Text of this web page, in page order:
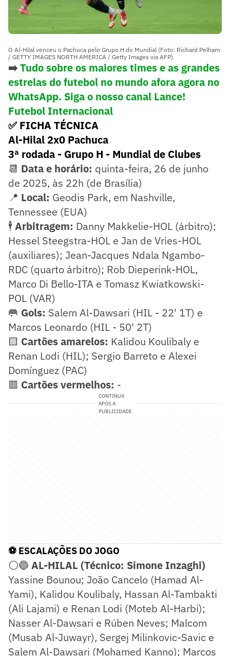
O Al-Hilal venceu o Pachuca pelo Grupo H do Mundial (Foto: Richard Pelham
/ GETTY IMAGES NORTH AMERICA / Getty Images via AFP)
➡️Tudo sobre os maiores times e as grandes
estrelas do futebol no mundo afora agora no
WhatsApp. Siga o nosso canal Lance!
Futebol Internacional
✅ FICHA TÉCNICA
Al-Hilal 2x0 Pachuca
3ª rodada - Grupo H - Mundial de Clubes
📆 Data e horário: quinta-feira, 26 de junho
de 2025, às 22h (de Brasília)
📍 Local: Geodis Park, em Nashville,
Tennessee (EUA)
🕴️ Arbitragem: Danny Makkelie-HOL (árbitro);
Hessel Steegstra-HOL e Jan de Vries-HOL
(auxiliares); Jean-Jacques Ndala Ngambo-
RDC (quarto árbitro); Rob Dieperink-HOL,
Marco Di Bello-ITA e Tomasz Kwiatkowski-
POL (VAR)
🥅 Gols: Salem Al-Dawsari (HIL - 22' 1T) e
Marcos Leonardo (HIL - 50' 2T)
🟨 Cartões amarelos: Kalidou Koulibaly e
Renan Lodi (HIL); Sergio Barreto e Alexei
Domínguez (PAC)
🟥 Cartões vermelhos: -
CONTINUA
APÓS A
PUBLICIDADE
⚽ ESCALAÇÕES DO JOGO
⚪🔵 AL-HILAL (Técnico: Simone Inzaghi)
Yassine Bounou; João Cancelo (Hamad Al-
Yami), Kalidou Koulibaly, Hassan Al-Tambakti
(Ali Lajami) e Renan Lodi (Moteb Al-Harbi);
Nasser Al-Dawsari e Rúben Neves; Malcom
(Musab Al-Juwayr), Sergej Milinkovic-Savic e
Salem Al-Dawsari (Mohamed Kanno); Marcos